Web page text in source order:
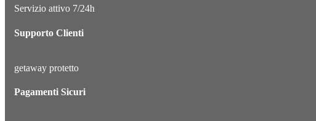
Servizio attivo 7/24h
Supporto Clienti
getaway protetto
Pagamenti Sicuri